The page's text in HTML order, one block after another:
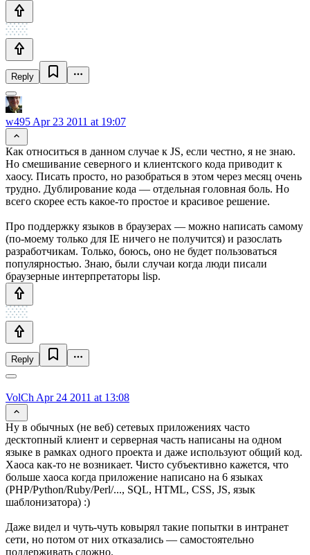
Reply
w495 Apr 23 2011 at 19:07
Как относиться в данном случае к JS, если честно, я не знаю.
Но смешивание северного и клиентского кода приводит к
хаосу. Писать просто, но разобраться в этом через месяц очень
трудно. Дублирование кода — отдельная головная боль. Но
всего скорее есть какое-то простое и красивое решение.
Про поддержку языков в браузерах — можно написать самому
(по-моему только для IE ничего не получится) и разослать
разработчикам. Только, боюсь, оно не будет пользоваться
популярностью. Знаю, были случаи когда люди писали
браузерные интерпретаторы lisp.
Reply
VolCh Apr 24 2011 at 13:08
Ну в обычных (не веб) сетевых приложениях часто
десктопный клиент и серверная часть написаны на одном
языке в рамках одного проекта и даже используют общий код.
Хаоса как-то не возникает. Чисто субъективно кажется, что
больше хаоса когда приложение написано на 6 языках
(PHP/Python/Ruby/Perl/..., SQL, HTML, CSS, JS, язык
шаблонизатора) :)
Даже видел и чуть-чуть ковырял такие попытки в интранет
сети, но потом от них отказались — самостоятельно
поддерживать сложно.